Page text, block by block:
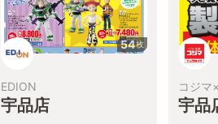
54枚
EDION
宇品店
コジマ
宇品